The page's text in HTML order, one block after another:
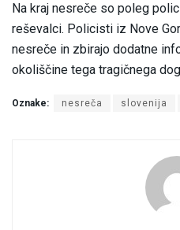
Na kraj nesreče so poleg
reševalci. Policisti iz Nove
nesreče in zbirajo dodatne
okoliščine tega tragičnega
Oznake: nesreča slovenija